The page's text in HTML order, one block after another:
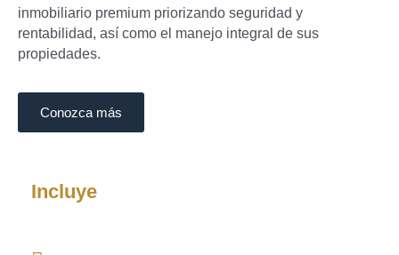
inmobiliario premium priorizando seguridad y
rentabilidad, así como el manejo integral de sus
propiedades.
Conozca más
Incluye